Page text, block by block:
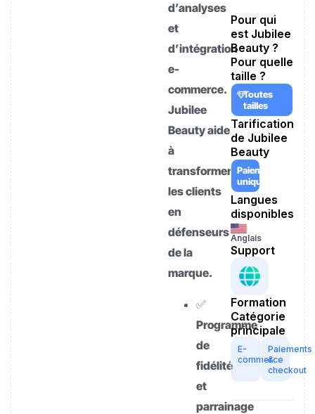
d’analyses
et
d’intégration
e-
commerce.
Jubilee
Beauty aide
à
transformer
les clients
en
défenseurs
de la
marque.
✅
Programme
de
fidélité
et
parrainage
Pour qui
est Jubilee
Beauty ?
Pour quelle
taille ?
Toutes
tailles
Tarification
de Jubilee
Beauty
Paiement
unique
Langues
disponibles
Anglais
Support
Formation
Catégorie
principale
E-
commerce
Paiements
&
checkout